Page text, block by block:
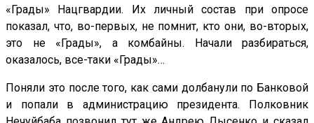
«Грады» Нацгвардии. Их личный состав при опросе
показал, что, во-первых, не помнит, кто они, во-вторых,
это не «Грады», а комбайны. Начали разбираться,
оказалось, все-таки «Грады»…
Поняли это после того, как сами долбанули по Банковой
и попали в администрацию президента. Полковник